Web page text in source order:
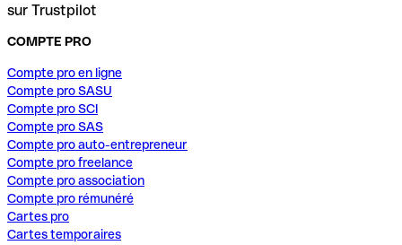
sur Trustpilot
COMPTE PRO
Compte pro en ligne
Compte pro SASU
Compte pro SCI
Compte pro SAS
Compte pro auto-entrepreneur
Compte pro freelance
Compte pro association
Compte pro rémunéré
Cartes pro
Cartes temporaires